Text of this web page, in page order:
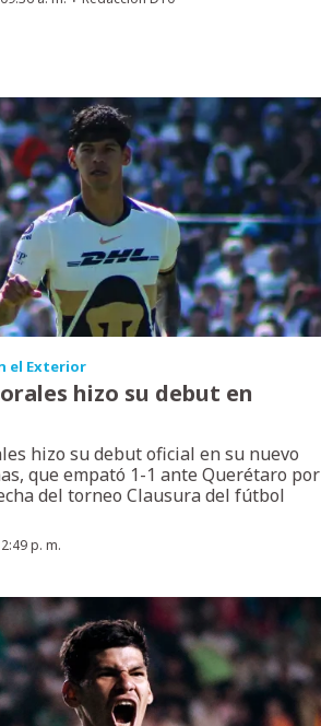
el Exterior
hizo su debut en
hizo su debut oficial en su nuevo
que empató 1-1 ante Querétaro por
del torneo Clausura del fútbol
p. m.